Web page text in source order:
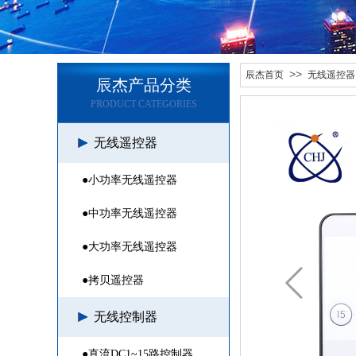
辰杰产品分类
PRODUCT CATEGORIES
辰杰首页 >> 无线遥控器
无线遥控器
●小功率无线遥控器
●中功率无线遥控器
●大功率无线遥控器
●拷贝遥控器
无线控制器